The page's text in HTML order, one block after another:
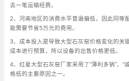
去一笔运输经费。
2、河南地区的消费水平普遍偏低，因此同等
能需要节省5万元的费用。
3、成本投入是导致大型石灰窑价格变化的关
成本进行预算，所以设备的出售价格更低。
4、红星大型石灰窑厂家采用了“薄利多销”、
格低的主要原因之一。